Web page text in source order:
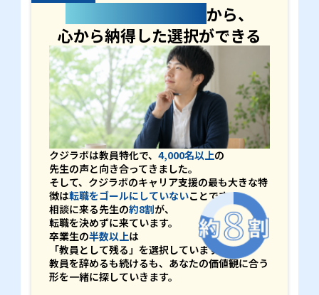
から、
心から納得した選択ができる
クジラボは教員特化で、 4,000名以上の
先生の声と向き合ってきました。
そして、クジラボのキャリア支援の最も大きな特
徴は転職をゴールにしていないことです。
相談に来る先生の約8割が、
転職を決めずに来ています。
卒業生の半数以上は
「教員として残る」を選択しています。
教員を辞めるも続けるも、あなたの価値観に合う
形を一緒に探していきます。